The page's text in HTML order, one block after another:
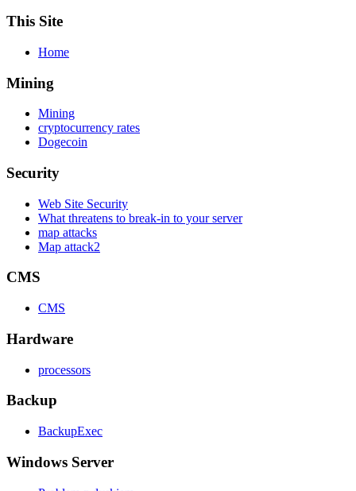
This Site
Home
Mining
Mining
cryptocurrency rates
Dogecoin
Security
Web Site Security
What threatens to break-in to your server
map attacks
Map attack2
CMS
CMS
Hardware
processors
Backup
BackupExec
Windows Server